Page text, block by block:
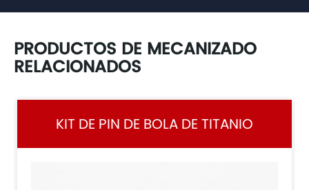
PRODUCTOS DE MECANIZADO
RELACIONADOS
KIT DE PIN DE BOLA DE TITANIO